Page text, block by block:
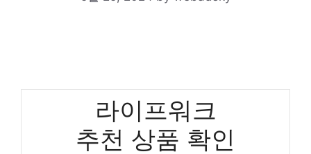
라이프워크
추천 상품 확인